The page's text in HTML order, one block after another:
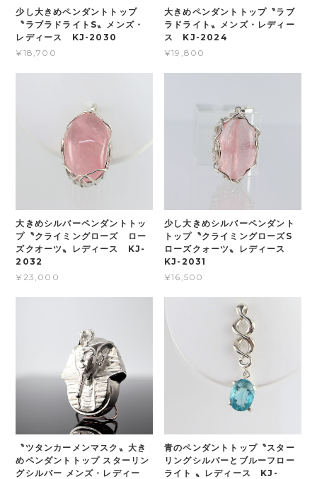
少し大きめペンダントトップ
〝ラブラドライトS〟メンズ・
レディース KJ-2030
¥18,700
大きめペンダントトップ〝ラブ
ラドライト〟メンズ・レディー
ス KJ-2024
¥19,800
大きめシルバーペンダントトッ
プ〝クライミングローズ ロー
ズクオーツ〟レディース KJ-
2032
¥23,000
少し大きめシルバーペンダント
トップ〝クライミングローズS
ローズクォーツ〟レディース
KJ-2031
¥16,500
〝ツタンカーメンマスク〟大き
めペンダントトップ スターリン
グシルバー メンズ・レディー
青のペンダントトップ〝スター
リングシルバーとブルーフロー
ライト 〟レディース KJ-